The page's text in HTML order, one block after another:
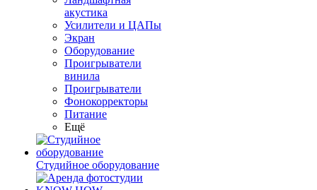
акустика
Усилители и ЦАПы
Экран
Оборудование
Проигрыватели
винила
Проигрыватели
Фонокорректоры
Питание
Ещё
Студийное оборудование